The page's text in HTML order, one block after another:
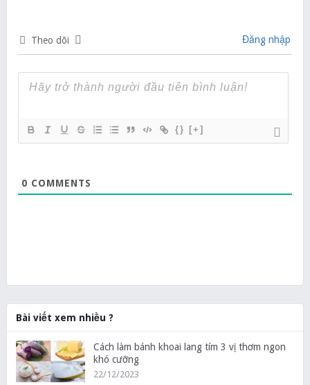
Theo dõi Đăng nhập
{} [+]
0 COMMENTS
Bài viết xem nhiều ?
Cách làm bánh khoai lang tím 3 vị thơm ngon
khó cưỡng
22/12/2023